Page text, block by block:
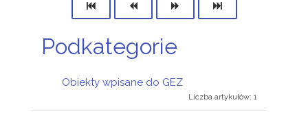
Podkategorie
Obiekty wpisane do GEZ
Liczba artykułów: 1